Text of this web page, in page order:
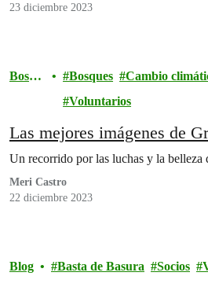
23 diciembre 2023
Bosqu
Bosques Cambio
Voluntarios
Las mejores imágenes de
Un recorrido por las luchas y la belleza
Meri Castro
22 diciembre 2023
Blog Basta de Basura Socios